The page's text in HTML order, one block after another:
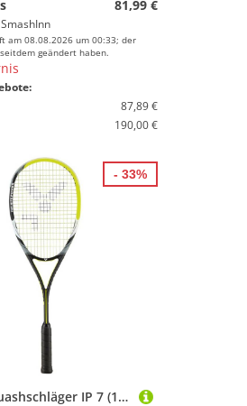
81,99 €
SmashInn
am 08.08.2026 um 00:33; der
geändert haben.
87,89 €
190,00 €
VICTOR Squashschläger IP 7 (130g/Power/leicht kopflastig) - besaitet
- 33%